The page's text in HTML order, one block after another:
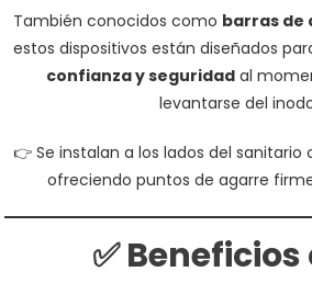
También conocidos como barras de
estos dispositivos están diseñados
confianza y seguridad al
levantarse del
👉 Se instalan a los lados del sanitario
ofreciendo puntos de agarre
✅